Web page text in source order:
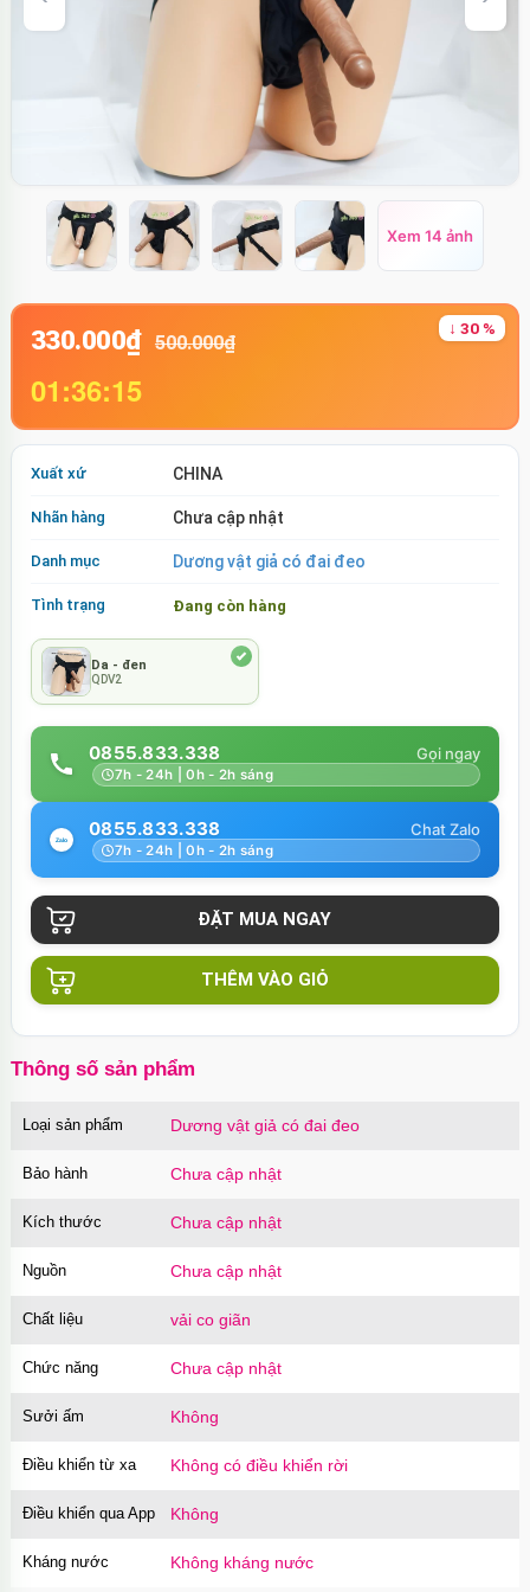
Xem 14 ảnh
330.000₫ 500.000₫
↓ 30 %
01:36:14
Xuất xứ CHINA
Nhãn hàng Chưa cập nhật
Danh mục Dương vật giả có đai đeo
Tình trạng Đang còn hàng
Da - đen
QDV2
0855.833.338
7h - 24h | 0h - 2h sáng
0855.833.338
7h - 24h | 0h - 2h sáng
THÊM VÀO GIỎ
Thông số sản phẩm
Loại sản phẩm Dương vật giả có đai đeo
Bảo hành Chưa cập nhật
Kích thước Chưa cập nhật
Nguồn Chưa cập nhật
Chất liệu vải co giãn
Chức năng Chưa cập nhật
Sưởi ấm Không
Điều khiển từ xa Không có điều khiển rời
Điều khiển qua App Không
Kháng nước Không kháng nước